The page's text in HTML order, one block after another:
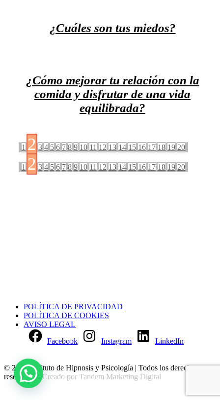
¿Cuáles son tus miedos?
¿Cómo mejorar tu relación con la
comida y disfrutar de una vida
equilibrada?
1 2 3 4 5 6 7 8 9 10 11 12 13 14 15 16 17 18 19 20
1 2 3 4 5 6 7 8 9 10 11 12 13 14 15 16 17 18 19 20
POLÍTICA DE PRIVACIDAD
POLÍTICA DE COOKIES
AVISO LEGAL
Facebook
Instagram LinkedIn
© 2018 Instituto de Hipnosis y Psicología | Todos los derechos
reservados | Creado por Tandem Marketing Digital